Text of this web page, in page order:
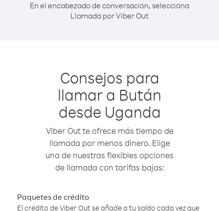
En el encabezado de conversación, selecciona
Llamada por Viber Out
Consejos para
llamar a Bután
desde Uganda
Viber Out te ofrece más tiempo de
llamada por menos dinero. Elige
una de nuestras flexibles opciones
de llamada con tarifas bajas:
Paquetes de crédito
El crédito de Viber Out se añade a tu saldo cada vez que